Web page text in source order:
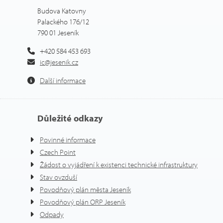
Budova Katovny
Palackého 176/12
790 01 Jeseník
+420 584 453 693
ic@jesenik.cz
Další informace
Důležité odkazy
Povinné informace
Czech Point
Žádost o vyjádření k existenci technické infrastruktury
Stav ovzduší
Povodňový plán města Jeseník
Povodňový plán ORP Jeseník
Odpady